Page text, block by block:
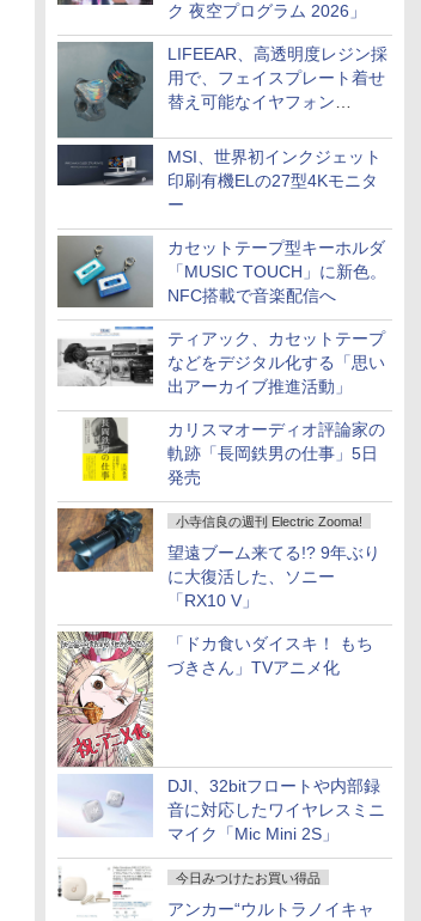
ク 夜空プログラム 2026」
LIFEEAR、高透明度レジン採
用で、フェイスプレート着せ
替え可能なイヤフォン
MSI、世界初インクジェット
印刷有機ELの27型4Kモニタ
ー
カセットテープ型キーホルダ
「MUSIC TOUCH」に新色。
NFC搭載で音楽配信へ
ティアック、カセットテープ
などをデジタル化する「思い
出アーカイブ推進活動」
カリスマオーディオ評論家の
軌跡「長岡鉄男の仕事」5日
発売
小寺信良の週刊 Electric Zooma!
望遠ブーム来てる!? 9年ぶり
に大復活した、ソニー
「RX10 V」
「ドカ食いダイスキ！ もち
づきさん」TVアニメ化
DJI、32bitフロートや内部録
音に対応したワイヤレスミニ
マイク「Mic Mini 2S」
今日みつけたお買い得品
アンカー“ウルトラノイキャ